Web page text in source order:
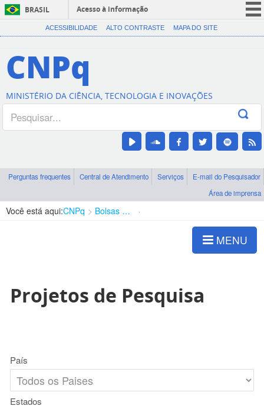
BRASIL
Acesso à informação
CORONAVÍRUS (COVID-19)
Canais
ACESSIBILIDADE ALTO CONTRASTE MAPA DO SITE
CNPq
MINISTÉRIO DA CIÊNCIA, TECNOLOGIA E INOVAÇÕES
Perguntas frequentes Central de Atendimento Serviços
E-mail do Pesquisador
Área de imprensa
Você está aqui:CNPq Bolsas e Auxílios Vigentes
MENU
Projetos de Pesquisa
País
Estados